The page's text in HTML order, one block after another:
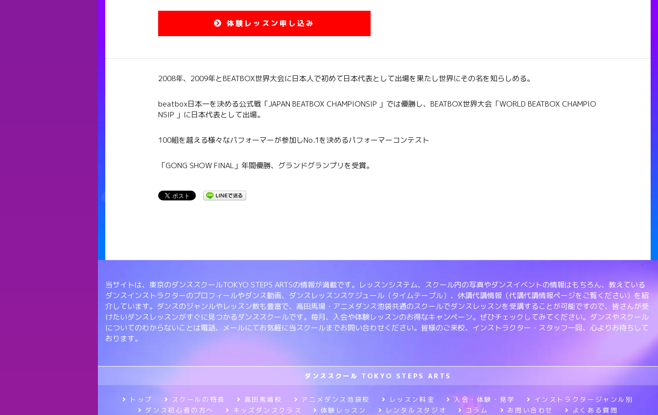
体験レッスン申し込み
2008年、 2009年とBEATBOX世界大会に日本人で初めて日本代表として出場を果たし世界にその名を知らしめる。
beatbox日本一を決める公式戦「JAPAN BEATBOX CHAMPIONSIP 」では優勝し、 BEATBOX世界大会「WORLD BEATBOX CHAMPIO
NSIP 」に日本代表として出場。
100組を越える様々なパフォーマーが参加しNo.1を決めるパフォーマーコンテスト
「GONG SHOW FINAL」年間優勝、グランドグランプリを受賞。
当サイトは、東京のダンススクールTOKYO STEPS ARTSの情報が満載です。レッスンシステム、スクール内の写真やダンスイベントの情報はもちろん、教えている
ダンスインストラクターのプロフィールやダンス動画、ダンスレッスンスケジュール（タイムテーブル）、休講代講情報（代講代講情報ページをご覧ください）を紹
介しています。ダンスのジャンルやレッスン数も豊富で、高田馬場・アニメダンス池袋共通のスクールでダンスレッスンを受講することが可能ですので、皆さんが受
けたいダンスレッスンがすぐに見つかるダンススクールです。毎月、入会や体験レッスンのお得なキャンペーン。ぜひチェックしてみてください。ダンスやスクール
についてのわからないことは電話、メールにてお気軽に当スクールまでお問い合わせください。皆様のご来校、インストラクター・スタッフ一同、心よりお待ちして
おります。
ダンススクール TOKYO STEPS ARTS
トップ スクールの特長 高田馬場校 アニメダンス池袋校 レッスン料金 入会・体験・見学
インストラクタージャンル別
ダンス初心者の方へ
キッズダンスクラス 体験レッスン レンタルスタジオ コラム お問い合わせ よくある質問